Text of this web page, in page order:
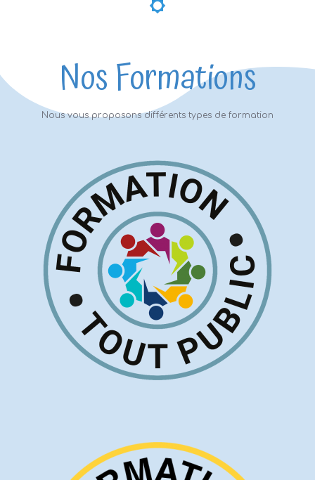
Nos Formations
Nous vous proposons différents types de formation